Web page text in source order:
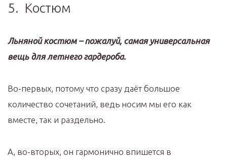
5. Костюм
Льняной костюм – пожалуй, самая универсальная
вещь для летнего гардероба.
Во-первых, потому что сразу даёт большое
количество сочетаний, ведь носим мы его как
вместе, так и раздельно.
А, во-вторых, он гармонично впишется в